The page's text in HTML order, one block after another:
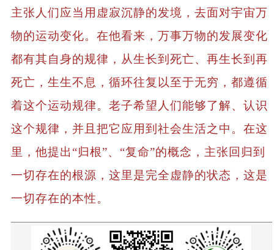
主张人们应当用虚寂沉静的发境，去面对宇宙万
物的运动变化。在他看来，万事万物的发展变化
都有其自身的规律，从生长到死亡、再生长到再
死亡，生生不息，循环往复以至于无穷，都遵循
着这个运动规律。老子希望人们能够了解、认识
这个规律，并且把它应用到社会生活之中。在这
里，他提出“归根”、“复命”的概念，主张回归到
一切存在的根源，这里是完全虚静的状态，这是
一切存在的本性。